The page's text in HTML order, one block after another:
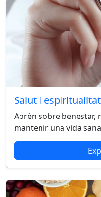
Salut i espiritualitat
Aprèn sobre benestar,
mantenir una vida